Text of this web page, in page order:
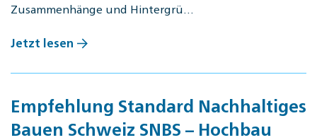
Zusammenhänge und Hintergrü…
Jetzt lesen
Empfehlung Standard Nachhaltiges
Bauen Schweiz SNBS – Hochbau